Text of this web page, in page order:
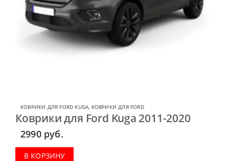
КОВРИКИ ДЛЯ FORD KUGA, КОВРИКИ ДЛЯ FORD
Коврики для Ford Kuga 2011-2020
2990 руб.
В КОРЗИНУ